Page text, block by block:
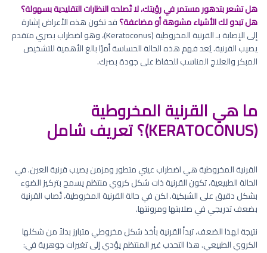
هل تشعر بتدهور مستمر في رؤيتك، لا تُصلحه النظارات التقليدية بسهولة؟
هل تبدو لك الأشياء مشوهة أو مضاعفة؟قد تكون هذه الأعراض إشارة
إلى الإصابة بـ القرنية المخروطية (Keratoconus)، وهو اضطراب بصري متقدم
يصيب القرنية. يُعد فهم هذه الحالة الحساسة أمرًا بالغ الأهمية للتشخيص
المبكر والعلاج المناسب للحفاظ على جودة بصرك.
ما هي القرنية المخروطية
(KERATOCONUS)؟ تعريف شامل
القرنية المخروطية هي اضطراب عيني متطور ومزمن يصيب قرنية العين. في
الحالة الطبيعية، تكون القرنية ذات شكل كروي منتظم يسمح بتركيز الضوء
بشكل دقيق على الشبكية. لكن في حالة القرنية المخروطية، تُصاب القرنية
بضعف تدريجي في صلابتها ومرونتها.
نتيجة لهذا الضعف، تبدأ القرنية بأخذ شكل مخروطي متبارز بدلاً من شكلها
الكروي الطبيعي. هذا التحدب غير المنتظم يؤدي إلى تغيرات جوهرية في: